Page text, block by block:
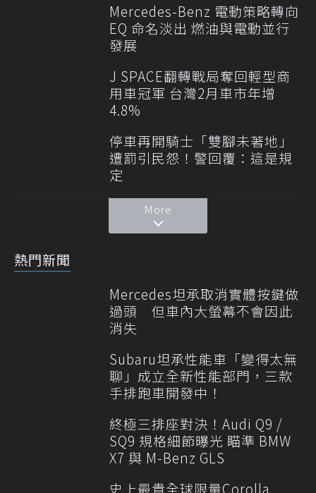
Mercedes-Benz 電動策略轉向
EQ 命名淡出 燃油與電動並行
發展
J SPACE翻轉戰局奪回輕型商
用車冠軍 台灣2月車市年增
4.8%
停車再開騎士「雙腳未著地」
遭罰引民怨！警回覆：這是規
定
More
熱門新聞
Mercedes坦承取消實體按鍵做
過頭 但車內大螢幕不會因此
消失
Subaru坦承性能車「變得太無
聊」成立全新性能部門，三款
手排跑車開發中！
終極三排座對決！Audi Q9 /
SQ9 規格細節曝光 瞄準 BMW
X7 與 M-Benz GLS
史上最貴全球限量Corolla